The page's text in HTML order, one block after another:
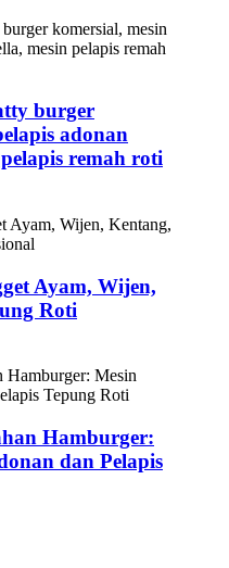
burger
adonan
remah roti
Ayam, Wijen,
Roti
Hamburger:
dan Pelapis